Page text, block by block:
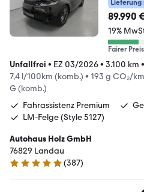
Lieferung
89.990
19%
Fairer Preis
Unfallfrei • EZ 03/2026• 3.100 km •
7,4 l/100km (komb.) • 193 g CO₂/
G (komb.)
Fahrassistenz Premium
LM-Felge (Style 5127)
Autohaus Holz GmbH
76829 Landau
4.8 Sterne
(387)